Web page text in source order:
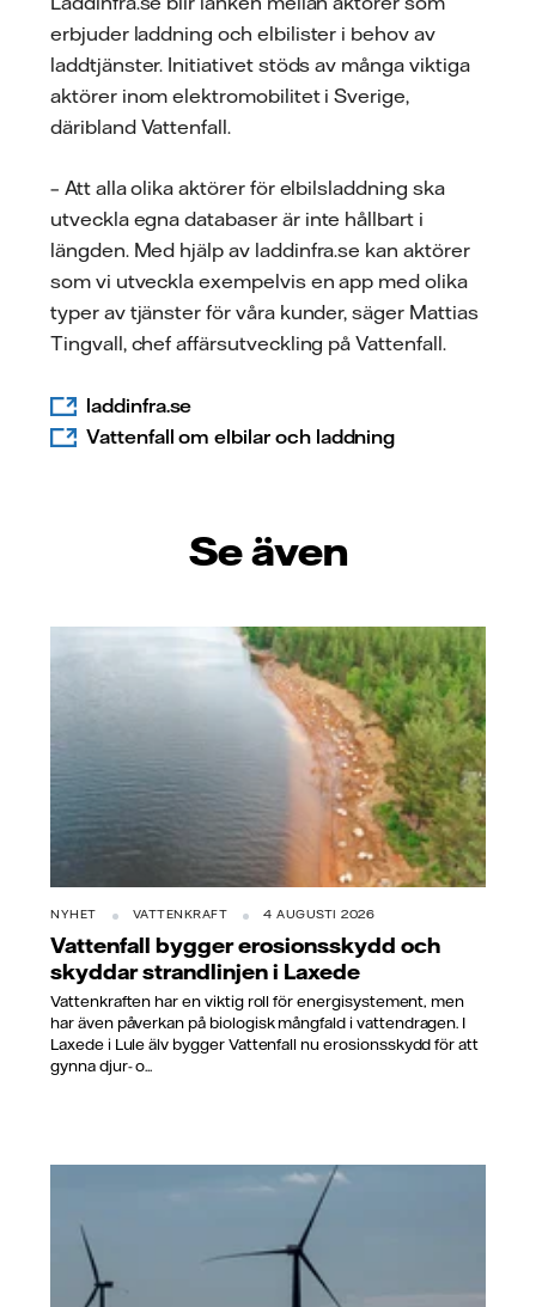
erbjuder laddning och elbilister i behov av
laddtjänster. Initiativet stöds av många viktiga
aktörer inom elektromobilitet i Sverige,
däribland Vattenfall.
– Att alla olika aktörer för elbilsladdning ska
utveckla egna databaser är inte hållbart i
längden. Med hjälp av laddinfra.se kan aktörer
som vi utveckla exempelvis en app med olika
typer av tjänster för våra kunder, säger Mattias
Tingvall, chef affärsutveckling på Vattenfall.
laddinfra.se
Vattenfall om elbilar och laddning
Se även
NYHET VATTENKRAFT 4 AUGUSTI 2026
Vattenfall bygger erosionsskydd och
skyddar strandlinjen i Laxede
Vattenkraften har en viktig roll för energisystement, men
har även påverkan på biologisk mångfald i vattendragen. I
Laxede i Lule älv bygger Vattenfall nu erosionsskydd för att
gynna djur- o...